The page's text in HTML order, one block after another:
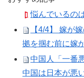
悩んでいるの
【4/4】 嫁が
拠を掴む前に嫁
中国人「一番
中国は日本が悪